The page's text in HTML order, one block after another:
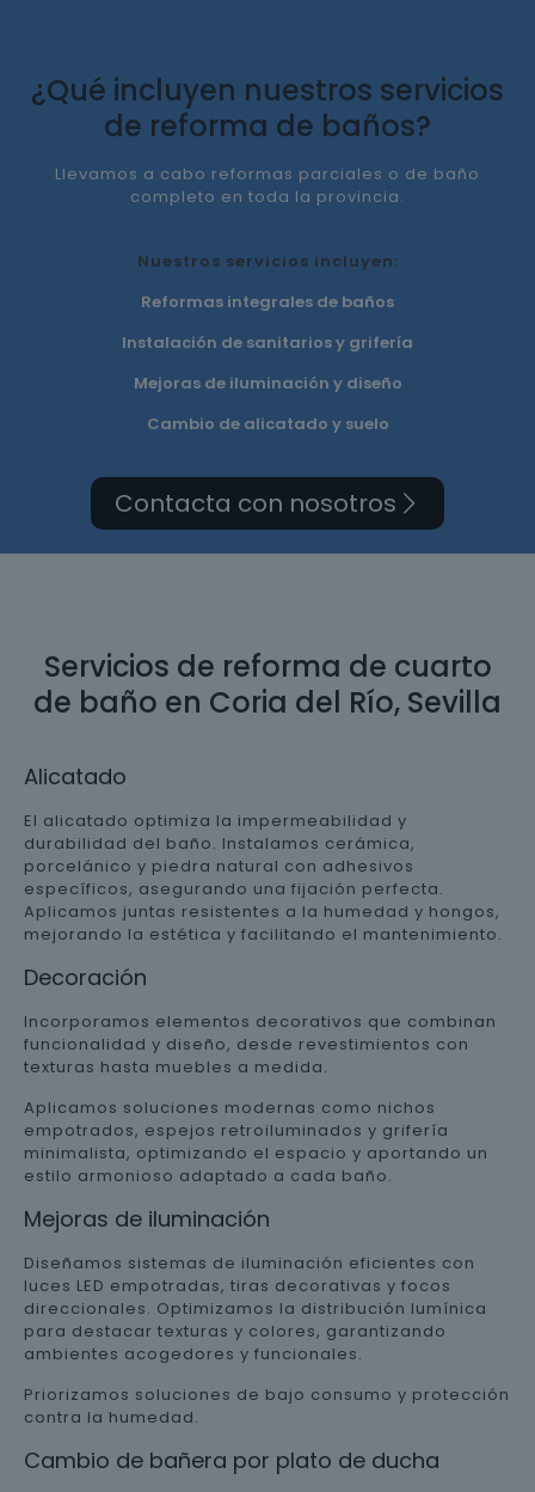
¿Qué incluyen nuestros servicios
de reforma de baños?
Llevamos a cabo reformas parciales o de baño
completo en toda la provincia.
Nuestros servicios incluyen:
Reformas integrales de baños
Instalación de sanitarios y grifería
Mejoras de iluminación y diseño
Cambio de alicatado y suelo
Contacta con nosotros
Servicios de reforma de cuarto
de baño en Coria del Río, Sevilla
Alicatado
El alicatado optimiza la impermeabilidad y
durabilidad del baño. Instalamos cerámica,
porcelánico y piedra natural con adhesivos
específicos, asegurando una fijación perfecta.
Aplicamos juntas resistentes a la humedad y hongos,
mejorando la estética y facilitando el mantenimiento.
Decoración
Incorporamos elementos decorativos que combinan
funcionalidad y diseño, desde revestimientos con
texturas hasta muebles a medida.
Aplicamos soluciones modernas como nichos
empotrados, espejos retroiluminados y grifería
minimalista, optimizando el espacio y aportando un
estilo armonioso adaptado a cada baño.
Mejoras de iluminación
Diseñamos sistemas de iluminación eficientes con
luces LED empotradas, tiras decorativas y focos
direccionales. Optimizamos la distribución lumínica
para destacar texturas y colores, garantizando
ambientes acogedores y funcionales.
Priorizamos soluciones de bajo consumo y protección
contra la humedad.
Cambio de bañera por plato de ducha